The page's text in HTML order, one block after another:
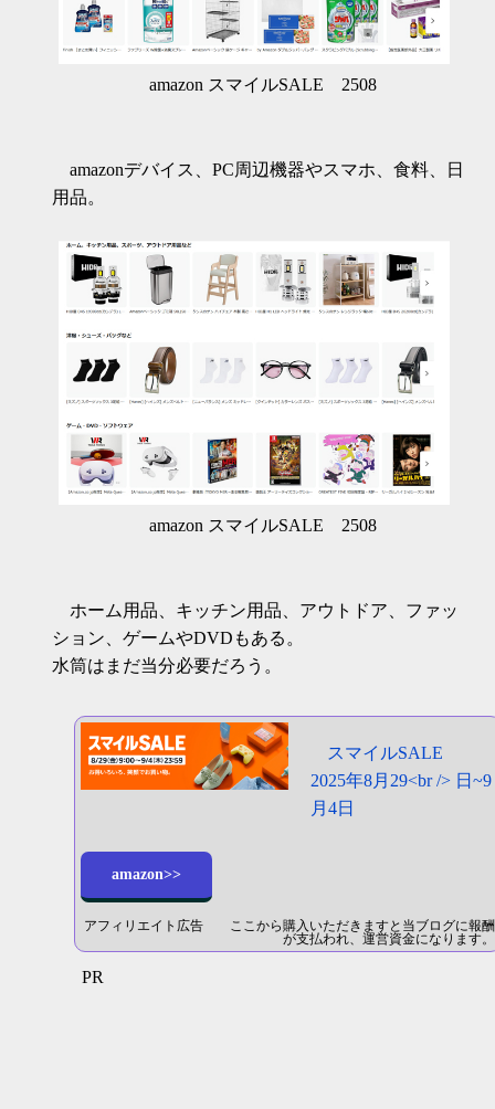
amazon スマイルSALE 2508
amazonデバイス、PC周辺機器やスマホ、食料、日
用品。
amazon スマイルSALE 2508
ホーム用品、キッチン用品、アウトドア、ファッ
ション、ゲームやDVDもある。
水筒はまだ当分必要だろう。
スマイルSALE
2025年8月29<br /> 日~9
月4日
amazon>>
アフィリエイト広告 ここから購入いただきますと当ブログに報酬
が支払われ、運営資金になります。
PR